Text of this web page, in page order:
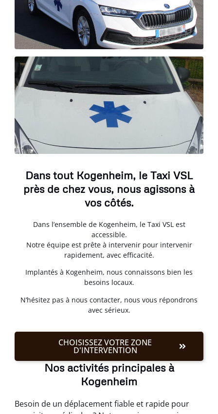
Dans tout Kogenheim, le Taxi VSL
près de chez vous, nous agissons à
vos côtés.
Dans l’ensemble de Kogenheim, le Taxi VSL est
accessible.
Notre équipe est prête à intervenir pour intervenir
rapidement, avec efficacité.
Implantés à Kogenheim, nous connaissons bien les
besoins locaux.
N’hésitez pas à nous contacter, nous vous répondrons
avec sérieux.
CHOISISSEZ VOTRE ZONE
D'INTERVENTION
Nos activités principales à
Kogenheim
Besoin de un déplacement fiable et rapide pour